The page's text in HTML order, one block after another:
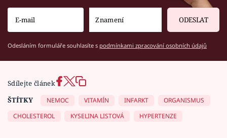
ODESLAT
Odesláním formuláře souhlasíte s podmínkami zpracování osobních údajů
Sdílejte článek
ŠTÍTKY
NEMOC VITAMÍN INFARKT
ORGANISMUS
CHOLESTEROL
KYSELINA LISTOVÁ HYPERTENZE